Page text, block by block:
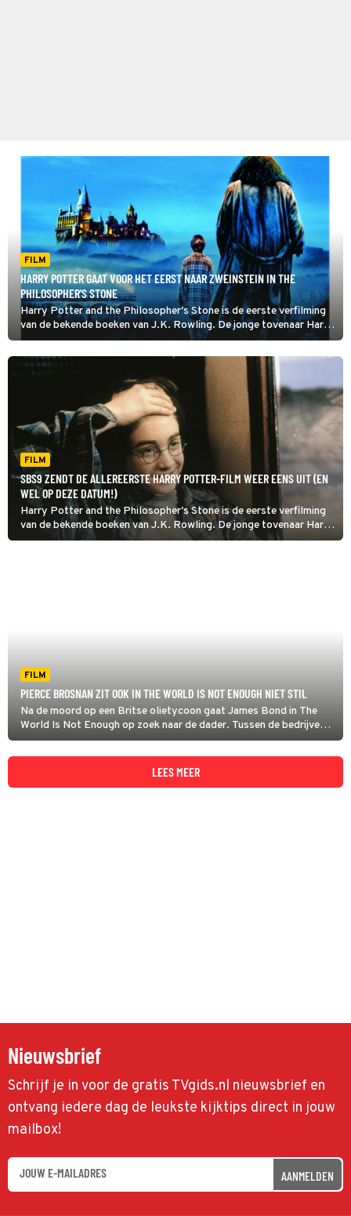
FILM
HARRY POTTER GAAT VOOR HET EERST NAAR ZWEINSTEIN IN THE
PHILOSOPHER'S STONE
Harry Potter and the Philosopher's Stone is de eerste verfilming
van de bekende boeken van J.K. Rowling. De jonge tovenaar Harry
Potter gaat voor het eerst naar toverschool Zweinstein.
FILM
SBS9 ZENDT DE ALLEREERSTE HARRY POTTER-FILM WEER EENS UIT (EN
WEL OP DEZE DATUM!)
Harry Potter and the Philosopher's Stone is de eerste verfilming
van de bekende boeken van J.K. Rowling. De jonge tovenaar Harry
Potter gaat voor het eerst naar toverschool Zweinstein.
FILM
PIERCE BROSNAN ZIT OOK IN THE WORLD IS NOT ENOUGH NIET STIL
Na de moord op een Britse olietycoon gaat James Bond in The
World Is Not Enough op zoek naar de dader. Tussen de bedrijven
door moet hij ook de dochter van het slachtoffer beschermen.
LEES MEER
Nieuwsbrief
Schrijf je in voor de gratis TVgids.nl nieuwsbrief en
ontvang iedere dag de leukste kijktips direct in jouw
mailbox!
AANMELDEN